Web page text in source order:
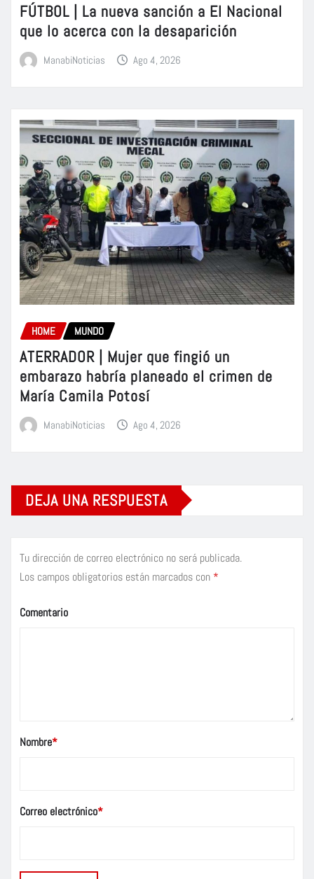
FÚTBOL | La nueva sanción a El Nacional
que lo acerca con la desaparición
ManabiNoticias Ago 4, 2026
HOME MUNDO
ATERRADOR | Mujer que fingió un
embarazo habría planeado el crimen de
María Camila Potosí
ManabiNoticias Ago 4, 2026
DEJA UNA RESPUESTA
Tu dirección de correo electrónico no será publicada.
Los campos obligatorios están marcados con *
Comentario
Nombre*
Correo electrónico*